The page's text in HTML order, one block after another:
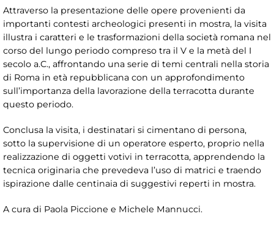
Attraverso la presentazione delle opere provenienti da
importanti contesti archeologici presenti in mostra, la visita
illustra i caratteri e le trasformazioni della società romana nel
corso del lungo periodo compreso tra il V e la metà del I
secolo a.C., affrontando una serie di temi centrali nella storia
di Roma in età repubblicana con un approfondimento
sull’importanza della lavorazione della terracotta durante
questo periodo.
Conclusa la visita, i destinatari si cimentano di persona,
sotto la supervisione di un operatore esperto, proprio nella
realizzazione di oggetti votivi in terracotta, apprendendo la
tecnica originaria che prevedeva l’uso di matrici e traendo
ispirazione dalle centinaia di suggestivi reperti in mostra.
A cura di Paola Piccione e Michele Mannucci.